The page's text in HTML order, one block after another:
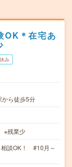
OK＊在宅あ
み
から徒歩5分
※残業少
談OK！ #10月～